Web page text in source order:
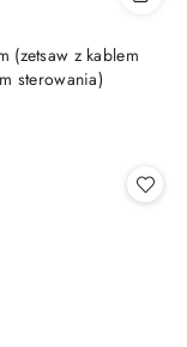
(zetsaw z kablem
sterowania)